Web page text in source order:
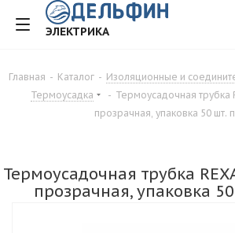
ЭЛЕКТРИКА
Главная - Каталог - Изоляционные и
Термоусадка
- Термоусадочная трубка
прозрачная, упаковка 50 шт.
Термоусадочная трубка
прозрачная, упаковка